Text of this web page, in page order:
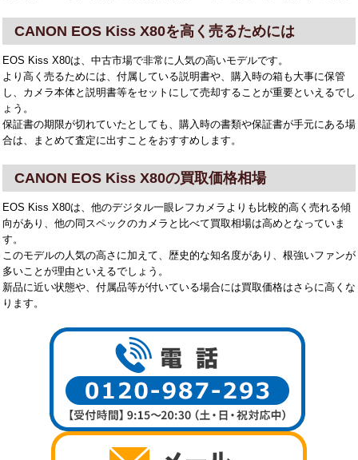
CANON EOS Kiss X80を高く売るためには
EOS Kiss X80は、中古市場で非常に人気の高いモデルです。
より高く売るためには、付属している説明書や、購入時の箱も大事に保管
し、カメラ本体と説明書等をセットにして売却することが重要といえるでし
ょう。
保証書の期限が切れていたとしても、購入時の書類や保証書が手元にある場
合は、まとめて査定に出すことをおすすめします。
CANON EOS Kiss X80の買取価格相場
EOS Kiss X80は、他のデジタル一眼レフカメラよりも比較的高く売れる傾
向があり、他の同スペックのカメラと比べて買取相場は高めとなっていま
す。
このモデルの人気の高さに加えて、歴史的な知名度があり、根強いファンが
多いことが理由といえるでしょう。
新品に近い状態や、付属品等が付いている場合には買取価格はさらに高くな
ります。